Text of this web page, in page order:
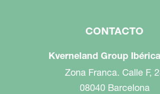
CONTACTO
Kverneland Group
Zona Franca. Calle F,
08040 Barcelona